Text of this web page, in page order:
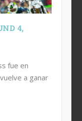
4,
fue en
a ganar